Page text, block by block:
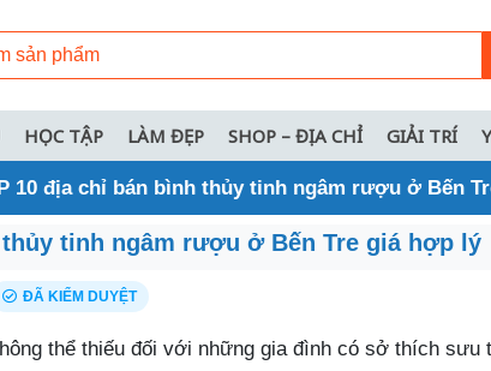
HỌC TẬP LÀM ĐẸP SHOP – ĐỊA CHỈ GIẢI TRÍ
10 địa chỉ bán bình thủy tinh ngâm rượu ở Bến
tinh ngâm rượu ở Bến Tre giá hợp lý
ĐÃ KIỂM DUYỆT
thể thiếu đối với những gia đình có sở thích sưu